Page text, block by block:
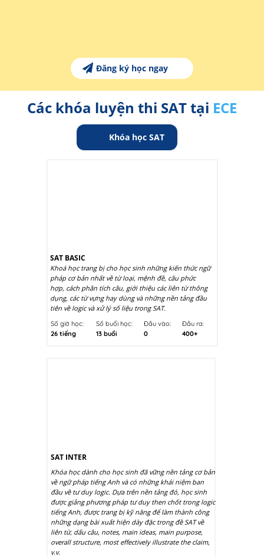
Đăng ký học ngay
Khóa học dành cho học sinh đã vững nền tảng cơ bản
về ngữ pháp tiếng Anh và có những khái niệm ban
đầu về tư duy logic. Dựa trên nền tảng đó, học sinh
được giảng phương pháp tư duy then chốt trong logic
tiếng Anh, được trang bị kỹ năng để làm thành công
những dạng bài xuất hiện dày đặc trong đề SAT về
liên từ, dấu câu, notes, main ideas, main purpose,
overall structure, most effectively illustrate the claim,
v.v.
SAT INTER
Các khóa luyện thi SAT tại ECE
Khóa học SAT
Khoá học trang bị cho học sinh những kiến thức ngữ
pháp cơ bản nhất về từ loại, mệnh đề, câu phức
hợp, cách phân tích câu, giới thiệu các liên từ thông
dụng, các từ vựng hay dùng và những nền tảng đầu
tiên về logic và xử lý số liệu trong SAT.
Số giờ học:
26 tiếng
Số buổi học:
13 buổi
SAT BASIC
Đầu vào:
0
Đầu ra:
400+